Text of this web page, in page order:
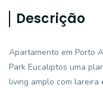
Descrição
Apartamento em Porto
Park Eucaliptos uma
living amplo com lareira